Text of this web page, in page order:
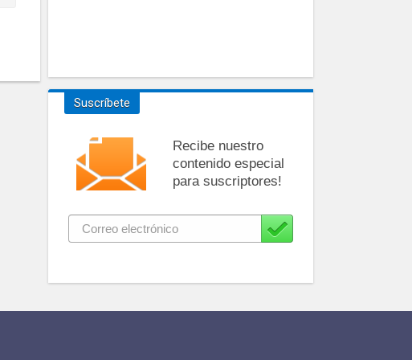
Suscríbete
Recibe nuestro
contenido especial
para suscriptores!